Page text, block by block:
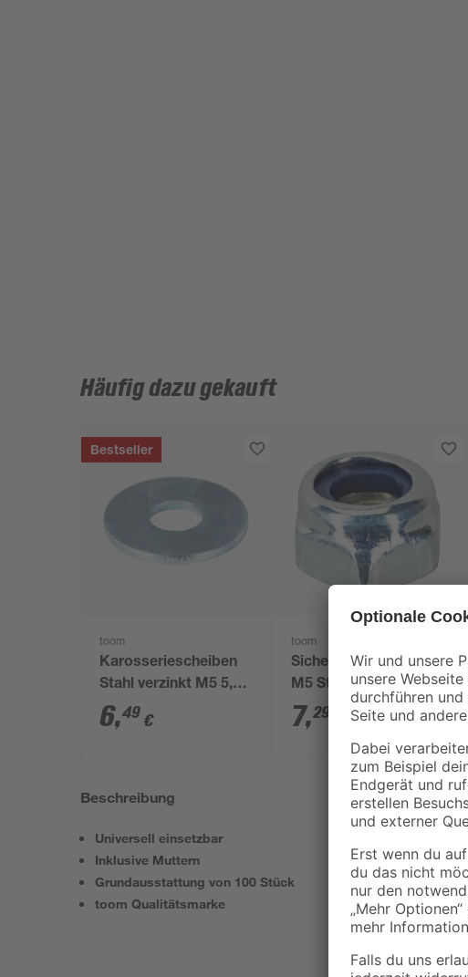
Häufig dazu gekauft
Bestseller
toom
Karosseriescheiben
Stahl verzinkt M5 5,3
mm 100 Stück
6,49 €
toom
Sicherungsmuttern
M5 Stahl verzinkt 100
Stück
7,29
Beschreibung
Universell einsetzbar
Inklusive Muttern
Grundausstattung von 100 Stück
toom Qualitätsmarke